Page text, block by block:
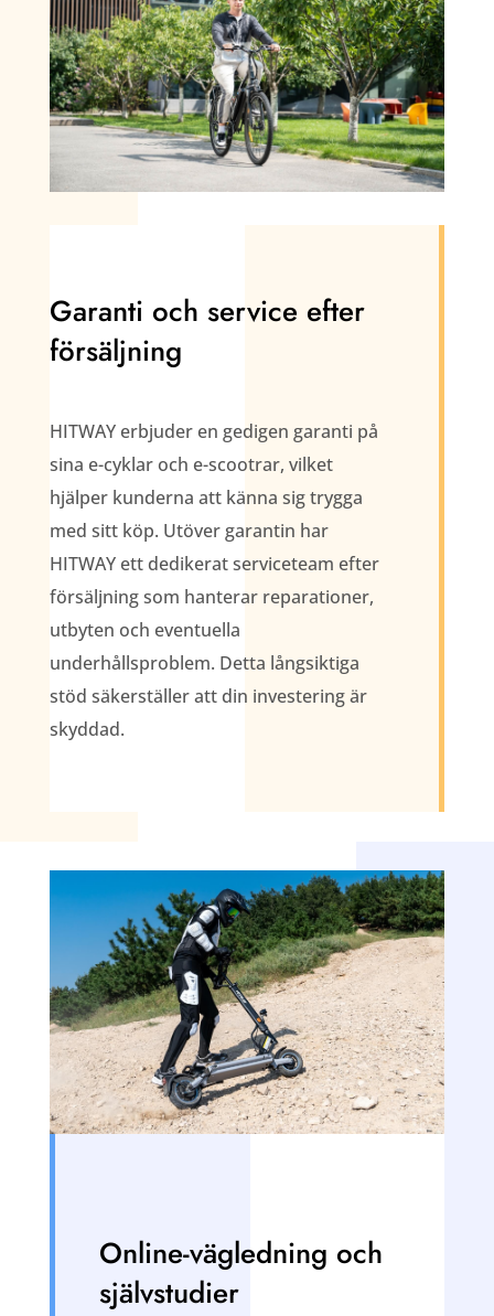
Garanti och service efter
försäljning
HITWAY erbjuder en gedigen garanti på
sina e-cyklar och e-scootrar, vilket
hjälper kunderna att känna sig trygga
med sitt köp. Utöver garantin har
HITWAY ett dedikerat serviceteam efter
försäljning som hanterar reparationer,
utbyten och eventuella
underhållsproblem. Detta långsiktiga
stöd säkerställer att din investering är
skyddad.
Online-vägledning och
självstudier